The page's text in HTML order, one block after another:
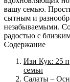
вашу семью.
сытным и
незабываемыми.
радостью с
Содержание
Изи Кук: 25
семьи
Салаты –